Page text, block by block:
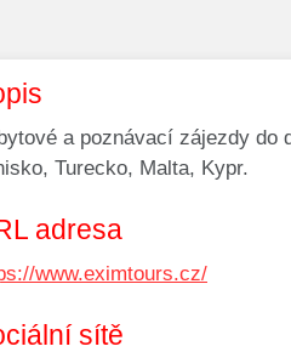
a poznávací zájezdy
Turecko, Malta, Kypr.
adresa
www.eximtours.cz/
sítě